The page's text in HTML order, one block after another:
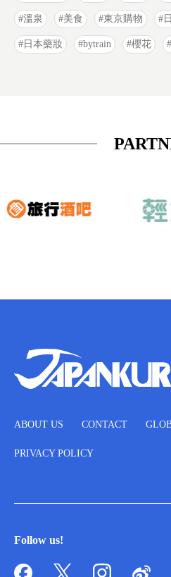
溫泉 美食 東京購物
日本藥妝 bytrain 櫻花
ABOUT US CONTACT
PRIVACY POLICY
Follow us!